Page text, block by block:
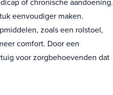
of chronische aandoening.
eenvoudiger maken.
zoals een rolstoel,
comfort. Door een
voor zorgbehoevenden dat